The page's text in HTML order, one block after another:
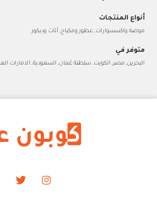
أنواع المنتجات
موضة واكسسوارات, عطور ومكياج, أثاث وديكور
متوفر في
البحرين, مصر, الكويت, سلطنة عُمان, السعودية, الامارات